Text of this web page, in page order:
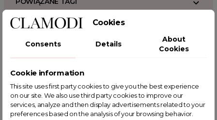
Cookies
Consents Details
About
Cookies
Cookie information
This site uses first party cookies to give you the best experience
on our site. We also use third party cookies to improve our
services, analyze and then display advertisements related to your
preferences based on the analysis of your browsing behavior.